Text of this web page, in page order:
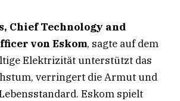
Chief Technology and
von Eskom, sagte auf dem
Elektrizität unterstützt das
verringert die Armut und
Eskom spielt